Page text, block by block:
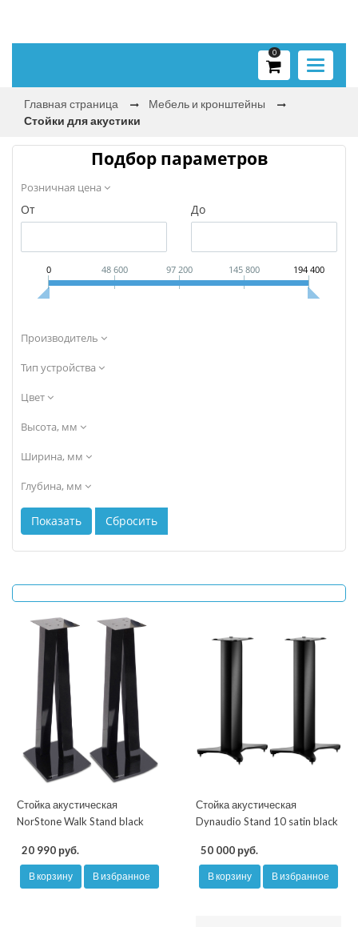
Toggle
0
Главная страница
Мебель и кронштейны
Стойки для акустики
Подбор параметров
Розничная цена
От До
0 48 600 97 200 145 800 194 400
Производитель
Тип устройства
Цвет
Высота, мм
Ширина, мм
Глубина, мм
Стойка акустическая
NorStone Walk Stand black
20 990 руб.
В корзину В избранное
Стойка акустическая
Dynaudio Stand 10 satin black
50 000 руб.
В корзину В избранное